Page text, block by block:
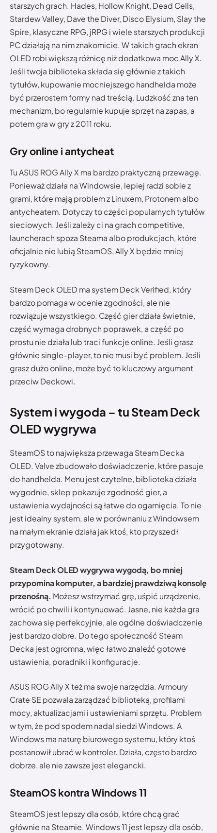
starszych grach. Hades, Hollow Knight, Dead Cells,
Stardew Valley, Dave the Diver, Disco Elysium, Slay the
Spire, klasyczne RPG, jRPG i wiele starszych produkcji
PC działają na nim znakomicie. W takich grach ekran
OLED robi większą różnicę niż dodatkowa moc Ally X.
Jeśli twoja biblioteka składa się głównie z takich
tytułów, kupowanie mocniejszego handhelda może
być przerostem formy nad treścią. Ludzkość zna ten
mechanizm, bo regularnie kupuje sprzęt na zapas, a
potem gra w gry z 2011 roku.
Gry online i antycheat
Tu ASUS ROG Ally X ma bardzo praktyczną przewagę.
Ponieważ działa na Windowsie, lepiej radzi sobie z
grami, które mają problem z Linuxem, Protonem albo
antycheatem. Dotyczy to części popularnych tytułów
sieciowych. Jeśli zależy ci na grach competitive,
launcherach spoza Steama albo produkcjach, które
oficjalnie nie lubią SteamOS, Ally X będzie mniej
ryzykowny.
Steam Deck OLED ma system Deck Verified, który
bardzo pomaga w ocenie zgodności, ale nie
rozwiązuje wszystkiego. Część gier działa świetnie,
część wymaga drobnych poprawek, a część po
prostu nie działa lub traci funkcje online. Jeśli grasz
głównie single-player, to nie musi być problem. Jeśli
grasz dużo online, może być to kluczowy argument
przeciw Deckowi.
System i wygoda – tu Steam Deck
OLED wygrywa
SteamOS to największa przewaga Steam Decka
OLED. Valve zbudowało doświadczenie, które pasuje
do handhelda. Menu jest czytelne, biblioteka działa
wygodnie, sklep pokazuje zgodność gier, a
ustawienia wydajności są łatwe do ogarnięcia. To nie
jest idealny system, ale w porównaniu z Windowsem
na małym ekranie działa jak ktoś, kto przyszedł
przygotowany.
Steam Deck OLED wygrywa wygodą, bo mniej
przypomina komputer, a bardziej prawdziwą konsolę
przenośną. Możesz wstrzymać grę, uśpić urządzenie,
wrócić po chwili i kontynuować. Jasne, nie każda gra
zachowa się perfekcyjnie, ale ogólne doświadczenie
jest bardzo dobre. Do tego społeczność Steam
Decka jest ogromna, więc łatwo znaleźć gotowe
ustawienia, poradniki i konfiguracje.
ASUS ROG Ally X też ma swoje narzędzia. Armoury
Crate SE pozwala zarządzać biblioteką, profilami
mocy, aktualizacjami i ustawieniami sprzętu. Problem
w tym, że pod spodem nadal siedzi Windows. A
Windows ma naturę biurowego systemu, który ktoś
postanowił ubrać w kontroler. Działa, często bardzo
dobrze, ale nie zawsze jest elegancki.
SteamOS kontra Windows 11
SteamOS jest lepszy dla osób, które chcą grać
głównie na Steamie. Windows 11 jest lepszy dla osób,